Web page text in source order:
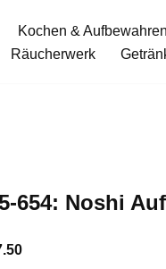
Kochen & Aufbewahren
Räucherwerk
654: Noshi